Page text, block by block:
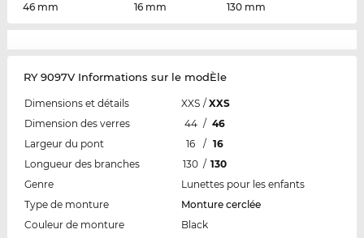
46 mm
16 mm
130 mm
RY 9097V Informations sur le modÈle
Dimensions et détails XXS / XXS
Dimension des verres
44 / 46
Largeur du pont
16 / 16
Longueur des branches
130 / 130
Genre
Lunettes pour les enfants
Type de monture
Monture cerclée
Couleur de monture
Black